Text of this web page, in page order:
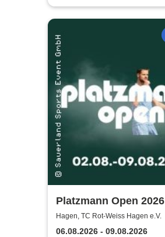
Platzmann Open 2026
Hagen, TC Rot-Weiss Hagen e.V.
06.08.2026 - 09.08.2026